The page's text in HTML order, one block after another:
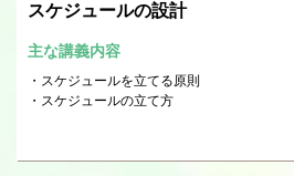
スケジュールの設計
主な講義内容
スケジュールを立てる原則
スケジュールの立て方